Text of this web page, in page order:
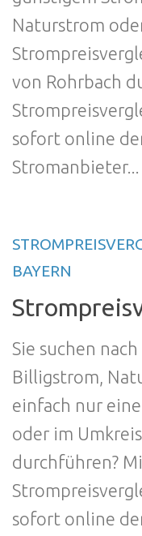
Naturstrom
von Rohrbach
sofort online
Stromanbieter...
BAYERN
Sie suchen
Billigstrom,
einfach nur
oder im
durchführen?
sofort online